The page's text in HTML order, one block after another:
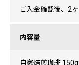
ご入金確認後、2
内容量
自家焙煎珈琲